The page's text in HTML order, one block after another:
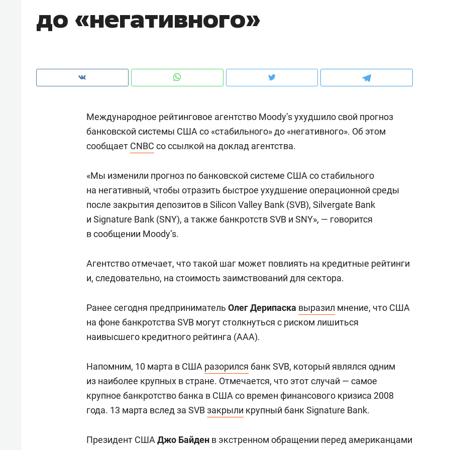
до «негативного»
Международное рейтинговое агентство Moody’s ухудшило свой прогноз
банковской системы США со «стабильного» до «негативного». Об этом
сообщает CNBC со ссылкой на доклад агентства.
«Мы изменили прогноз по банковской системе США со стабильного
на негативный, чтобы отразить быстрое ухудшение операционной среды
после закрытия депозитов в Silicon Valley Bank (SVB), Silvergate Bank
и Signature Bank (SNY), а также банкротств SVB и SNY», — говорится
в сообщении Moody’s.
Агентство отмечает, что такой шаг может повлиять на кредитные рейтинги
и, следовательно, на стоимость заимствований для сектора.
Ранее сегодня предприниматель Олег Дерипаска выразил мнение, что США
на фоне банкротства SVB могут столкнуться с риском лишиться
наивысшего кредитного рейтинга (ААА).
Напомним, 10 марта в США разорился банк SVB, который являлся одним
из наиболее крупных в стране. Отмечается, что этот случай — самое
крупное банкротство банка в США со времен финансового кризиса 2008
года. 13 марта вслед за SVBзакрыли крупный банк Signature Bank.
Президент США Джо Байден в экстренном обращении перед американцами
чем интересен Оман?
клиентах и чудных запросах мастеров
Оставить шум за волной: как
строят тишину в казанском
ЖК «Заря»
Психотерапевт «Фороса»:
«Директорский невроз» –
когда человек не считает
Дизайнер-прораб
Наседкина: «Ремонт
с мебелью за 2